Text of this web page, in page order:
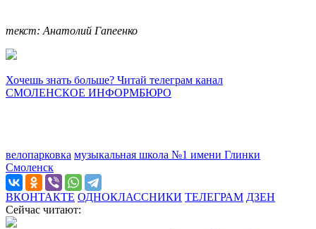
текст: Анатолий Гапеенко
Хочешь знать больше? Читай телеграм канал
СМОЛЕНСКОЕ ИНФОРМБЮРО
велопарковка музыкальная школа №1 имени Глинки
Смоленск
ВКОНТАКТЕ ОДНОКЛАССНИКИ ТЕЛЕГРАМ ДЗЕН
Сейчас читают: